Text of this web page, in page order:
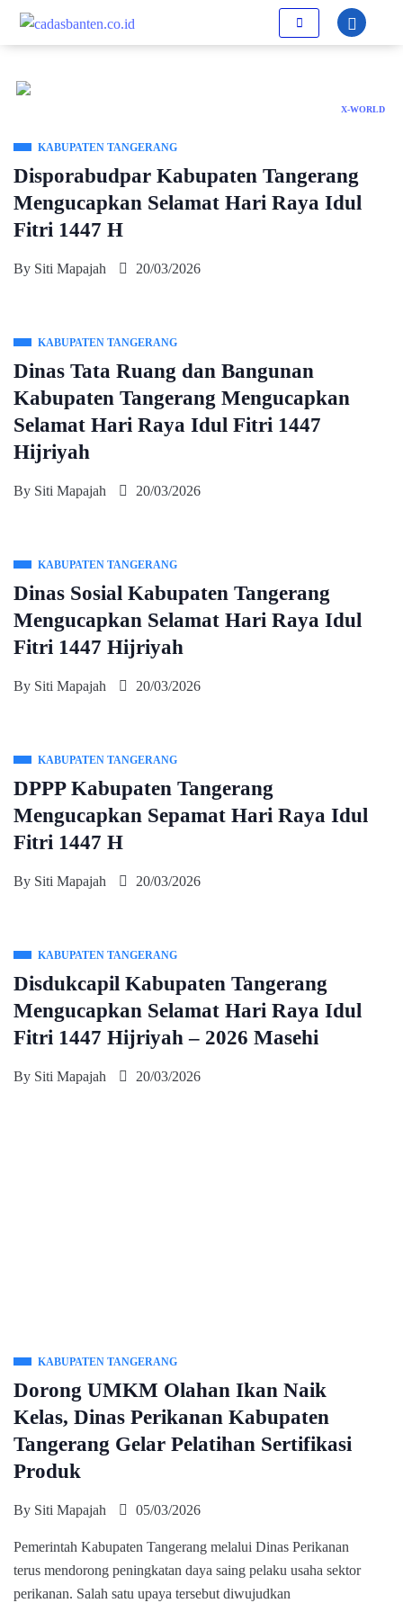
X-WORLD
KABUPATEN TANGERANG
Disporabudpar Kabupaten Tangerang
Mengucapkan Selamat Hari Raya Idul
Fitri 1447 H
By Siti Mapajah 20/03/2026
KABUPATEN TANGERANG
Dinas Tata Ruang dan Bangunan
Kabupaten Tangerang Mengucapkan
Selamat Hari Raya Idul Fitri 1447
Hijriyah
By Siti Mapajah 20/03/2026
KABUPATEN TANGERANG
Dinas Sosial Kabupaten Tangerang
Mengucapkan Selamat Hari Raya Idul
Fitri 1447 Hijriyah
By Siti Mapajah 20/03/2026
KABUPATEN TANGERANG
DPPP Kabupaten Tangerang
Mengucapkan Sepamat Hari Raya Idul
Fitri 1447 H
By Siti Mapajah 20/03/2026
KABUPATEN TANGERANG
Disdukcapil Kabupaten Tangerang
Mengucapkan Selamat Hari Raya Idul
Fitri 1447 Hijriyah – 2026 Masehi
By Siti Mapajah 20/03/2026
KABUPATEN TANGERANG
Dorong UMKM Olahan Ikan Naik
Kelas, Dinas Perikanan Kabupaten
Tangerang Gelar Pelatihan Sertifikasi
Produk
By Siti Mapajah 05/03/2026
Pemerintah Kabupaten Tangerang melalui Dinas Perikanan
terus mendorong peningkatan daya saing pelaku usaha sektor
perikanan. Salah satu upaya tersebut diwujudkan